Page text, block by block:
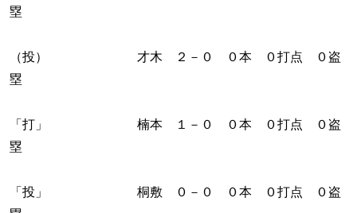
塁
（投） 才木 ２－０ ０本 ０打点 ０盗
塁
「打」 楠本 １－０ ０本 ０打点 ０盗
塁
「投」 桐敷 ０－０ ０本 ０打点 ０盗